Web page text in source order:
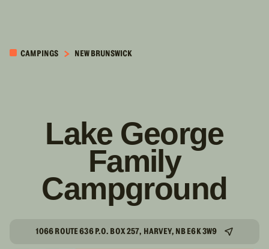
CONTENUCAMPINGS NEW BRUNSWICK
Lake George
Family
Campground
1066 ROUTE 636 P.O. BOX 257, HARVEY, NB E6K 3W9